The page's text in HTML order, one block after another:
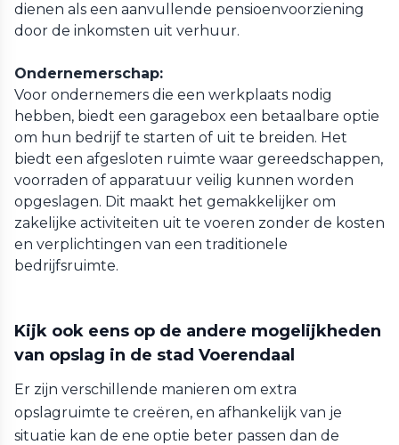
dienen als een aanvullende pensioenvoorziening
door de inkomsten uit verhuur.
Ondernemerschap:
Voor ondernemers die een werkplaats nodig
hebben, biedt een garagebox een betaalbare optie
om hun bedrijf te starten of uit te breiden. Het
biedt een afgesloten ruimte waar gereedschappen,
voorraden of apparatuur veilig kunnen worden
opgeslagen. Dit maakt het gemakkelijker om
zakelijke activiteiten uit te voeren zonder de kosten
en verplichtingen van een traditionele
bedrijfsruimte.
Kijk ook eens op de andere mogelijkheden
van opslag in de stad Voerendaal
Er zijn verschillende manieren om extra
opslagruimte te creëren, en afhankelijk van je
situatie kan de ene optie beter passen dan de